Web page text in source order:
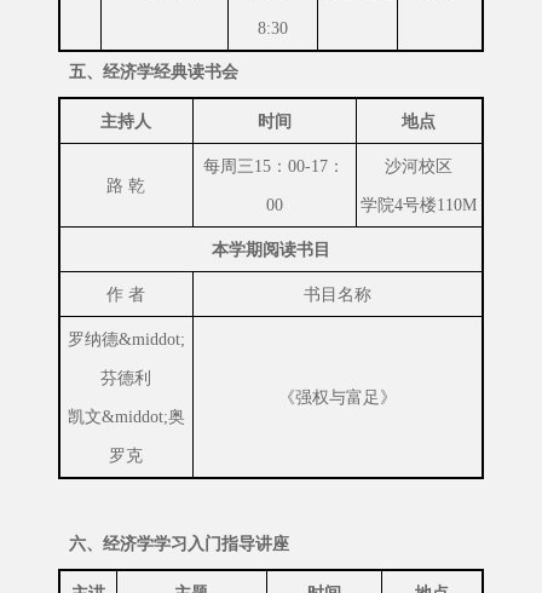
8:30
五、经济学经典读书会
主持人 时间 地点
路 乾
每周三15：00-17：
00
沙河校区
学院4号楼110M
本学期阅读书目
作 者 书目名称
罗纳德&middot;
芬德利
凯文&middot;奥
罗克
《强权与富足》
六、 经济学学习入门指导讲座